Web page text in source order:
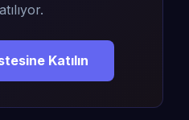
Katılın